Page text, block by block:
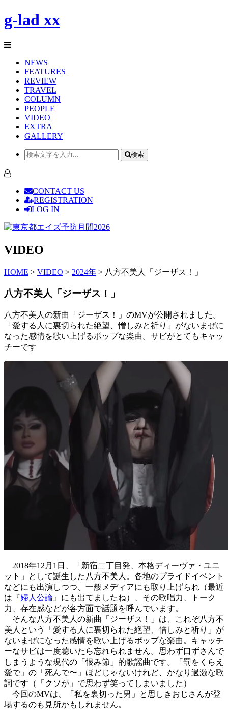
g-lad xx
NEWS
FEATURES
REVIEW
TRAVEL
COLUMN
PEOPLE
VIDEO
EXTRA
GALLERY
検索
CONTACT US
REGISTRATION
LOG IN
VIDEO
HOME > VIDEO > 2024年 > 八方不美人「ジーザス！」
八方不美人「ジーザス！」
八方不美人の新曲「ジーザス！」のMVが公開されました。
「愛する人に裏切られた絶望、憎しみと祈り」がないまぜに
なった感情を歌い上げるポップな楽曲。サビがとてもキャッ
チーです
2018年12月1日、「新宿二丁目発、本格ディーヴァ・ユニ
ット」として誕生した八方不美人。各地のプライドイベント
などにも出演しつつ、一般メディアにも取り上げられ（最近
は『婦人公論 』にも出てましたね）、その歌唱力、トーク
力、存在感などが各方面で話題を呼んでいます。
そんな八方不美人の新曲「ジーザス！」は、これぞ八方不
美人という「愛する人に裏切られた絶望、憎しみと祈り」が
ないまぜになった感情を歌い上げるポップな楽曲。キャッチ
ーなサビは一度聴いたら忘れられません。思わず口ずさんで
しまうような現代の「恨み節」的歌謡曲です。「罰をくらえ
愛で」の「死んで〜」ほどじゃないけれど、かなり過激な歌
詞です（「クソが」で思わず笑ってしまいました）
今回のMVは、「私を裏切った男」と思しきおじさんが登
場するのも見所かもしれません。